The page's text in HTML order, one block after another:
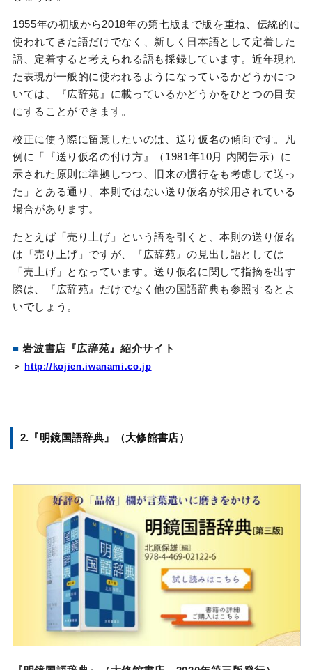
1955年の初版から2018年の第七版まで版を重ね、伝統的に
使われてきた語だけでなく、新しく日本語として定着した
語、定着すると考えられる語も採録しています。近年現れ
た表現が一般的に使われるようになっているかどうかにつ
いては、『広辞苑』に載っているかどうかをひとつの目安
にすることができます。
校正に使う際に留意したいのは、送り仮名の傾向です。凡
例に「『送り仮名の付け方』（1981年10月 内閣告示）に
示された原則に準拠しつつ、旧来の慣行をも考慮して送っ
た」とある通り、本則ではない送り仮名が採用されている
場合があります。
たとえば「売り上げ」という語を引くと、本則の送り仮名
は「売り上げ」ですが、『広辞苑』の見出し語としては
「売上げ」となっています。送り仮名に関して指摘を出す
際は、『広辞苑』だけでなく他の国語辞典も参照するとよ
いでしょう。
■ 岩波書店『広辞苑』紹介サイト
＞ http://kojien.iwanami.co.jp
2.『明鏡国語辞典』（大修館書店）